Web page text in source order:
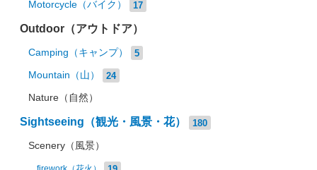
Motorcycle（バイク） 17
Outdoor（アウトドア）
Camping（キャンプ） 5
Mountain（山） 24
Nature（自然）
Sightseeing（観光・風景・花） 180
Scenery（風景）